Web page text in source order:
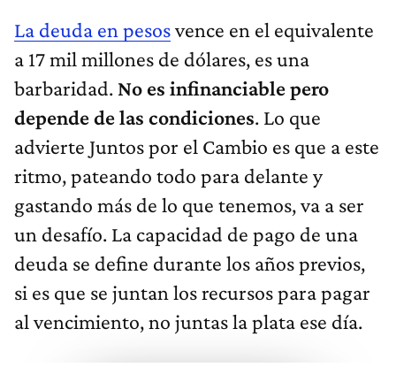
La deuda en pesosvence en el equivalente
a 17 mil millones de dólares, es una
barbaridad. No es infinanciable pero
depende de las condiciones. Lo que
advierte Juntos por el Cambio es que a este
ritmo, pateando todo para delante y
gastando más de lo que tenemos, va a ser
un desafío. La capacidad de pago de una
deuda se define durante los años previos,
si es que se juntan los recursos para pagar
al vencimiento, no juntas la plata ese día.